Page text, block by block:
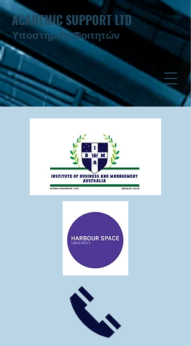
ACADEMIC SUPPORT LTD
Υποστήριξη Φοιτητών ​